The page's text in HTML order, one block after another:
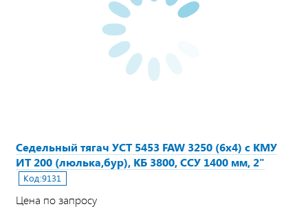
Седельный тягач УСТ 5453 FAW 3250 (6х4) с КМУ
ИТ 200 (люлька,бур), КБ 3800, ССУ 1400 мм, 2"
Код:9131
Цена по запросу